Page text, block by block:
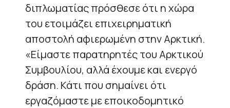
διπλωματίας πρόσθεσε ότι η χώρα
του ετοιμάζει επιχειρηματική
αποστολή αφιερωμένη στην Αρκτική.
«Είμαστε παρατηρητές του Αρκτικού
Συμβουλίου, αλλά έχουμε και ενεργό
δράση. Κάτι που σημαίνει ότι
εργαζόμαστε με εποικοδομητικό